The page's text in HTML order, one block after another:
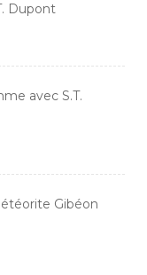
Dupont
avec S.T.
Gibéon